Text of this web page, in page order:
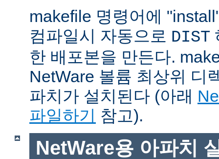
makefile 명령어에
컴파일시 자동으로 DIST
한 배포본을 만든다.
NetWare 볼륨 최상위 디
파치가 설치된다 (아래
파일하기
참고).
NetWare용 아파치